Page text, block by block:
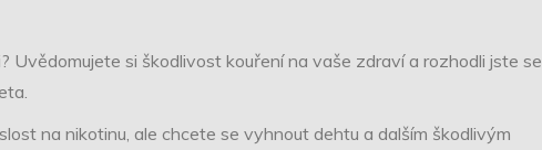
Uvědomujete si škodlivost kouření na vaše zdraví a rozhodli jste se
na nikotinu, ale chcete se vyhnout dehtu a dalším škodlivým